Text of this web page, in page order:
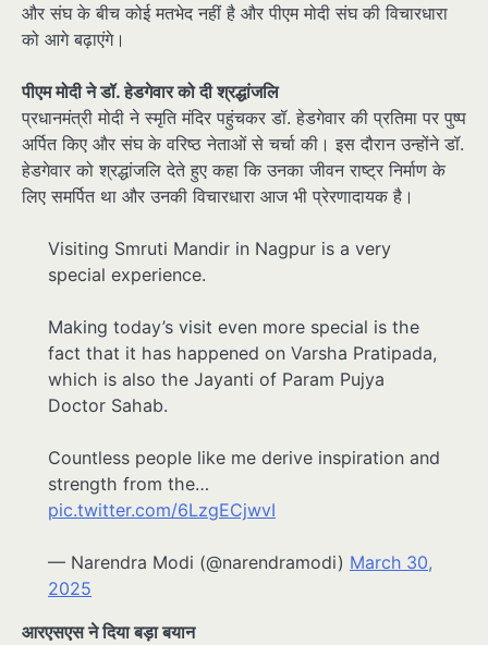
और संघ के बीच कोई मतभेद नहीं है और पीएम मोदी संघ की विचारधारा
को आगे बढ़ाएंगे।
पीएम मोदी ने डॉ. हेडगेवार को दी श्रद्धांजलि
प्रधानमंत्री मोदी ने स्मृति मंदिर पहुंचकर डॉ. हेडगेवार की प्रतिमा पर पुष्प
अर्पित किए और संघ के वरिष्ठ नेताओं से चर्चा की। इस दौरान उन्होंने डॉ.
हेडगेवार को श्रद्धांजलि देते हुए कहा कि उनका जीवन राष्ट्र निर्माण के
लिए समर्पित था और उनकी विचारधारा आज भी प्रेरणादायक है।
Visiting Smruti Mandir in Nagpur is a very
special experience.
Making today’s visit even more special is the
fact that it has happened on Varsha Pratipada,
which is also the Jayanti of Param Pujya
Doctor Sahab.
Countless people like me derive inspiration and
strength from the…
pic.twitter.com/6LzgECjwvI
— Narendra Modi (@narendramodi) March 30,
2025
आरएसएस ने दिया बड़ा बयान